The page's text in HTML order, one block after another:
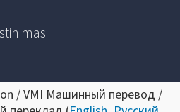
/ VMI Машинный перевод /